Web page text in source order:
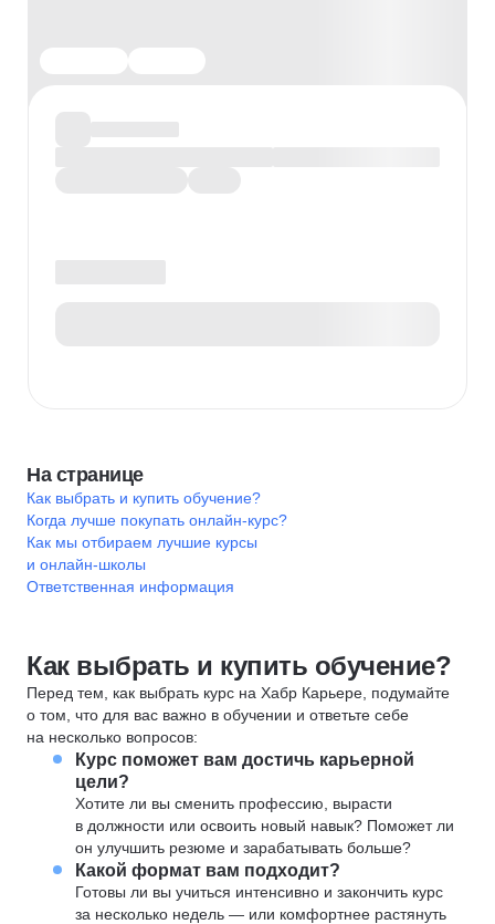
На странице
Как выбрать и купить обучение?
Когда лучше покупать онлайн-курс?
Как мы отбираем лучшие курсы
и онлайн-школы
Ответственная информация
Как выбрать и купить обучение?
Перед тем, как выбрать курс на Хабр Карьере, подумайте
о том, что для вас важно в обучении и ответьте себе
на несколько вопросов:
Курс поможет вам достичь карьерной
цели?
Хотите ли вы сменить профессию, вырасти
в должности или освоить новый навык? Поможет ли
он улучшить резюме и зарабатывать больше?
Какой формат вам подходит?
Готовы ли вы учиться интенсивно и закончить курс
за несколько недель — или комфортнее растянуть